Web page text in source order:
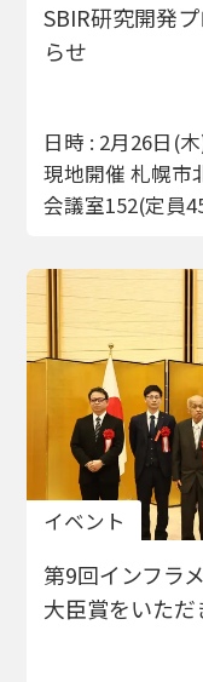
SBIR研究開発
らせ
日時 : 2月26日(
現地開催 札幌市
会議室152(定
イベント
第9回インフラ
大臣賞をいただ